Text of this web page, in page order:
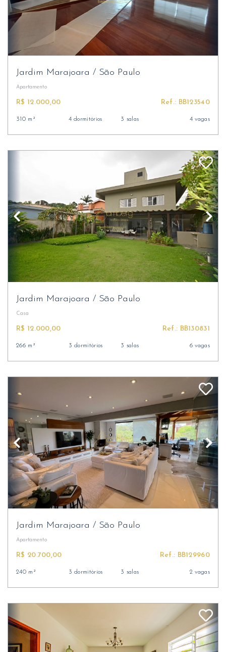
Jardim Marajoara / São Paulo
Apartamento
R$ 12.000,00 Ref.: BB123540
310 m² 4 dormitórios 3 salas 4 vagas
Jardim Marajoara / São Paulo
Casa
R$ 12.000,00 Ref.: BB130831
266 m² 3 dormitórios 3 salas 6 vagas
Jardim Marajoara / São Paulo
Apartamento
R$ 20.700,00 Ref.: BB129960
240 m² 3 dormitórios 3 salas 2 vagas